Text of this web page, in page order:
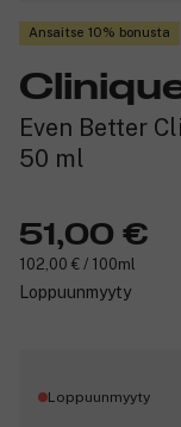
Ansaitse 10% bonusta
Even Better
50 ml
51,00 €
102,00 € / 100ml
Loppuunmyyty
Loppuunmyyty